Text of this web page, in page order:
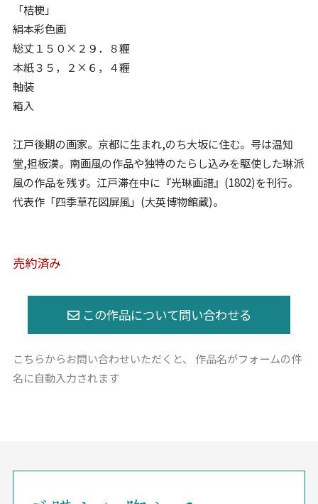
「桔梗」
絹本彩色画
総丈１５０×２９．８糎
本紙３５，２×６，４糎
軸装
箱入
江戸後期の画家。京都に生まれ,のち大坂に住む。号は温知
堂,担板漢。南画風の作品や独特のたらし込みを駆使した琳派
風の作品を残す。江戸滞在中に『光琳画譜』(1802)を刊行。
代表作「四季草花図屏風」(大英博物館蔵)。
売約済み
こちらからお問い合わせいただくと、
作品名がフォームの件
名に自動入力されます